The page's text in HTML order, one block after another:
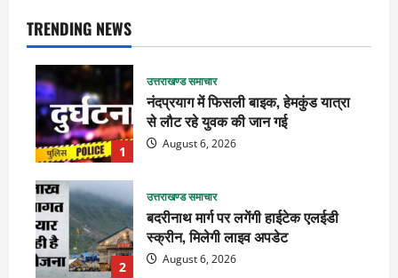
TRENDING NEWS
1
उत्तराखण्ड समाचार
नंदप्रयाग में फिसली बाइक, हेमकुंड यात्रा
से लौट रहे युवक की जान गई
August 6, 2026
2
उत्तराखण्ड समाचार
बदरीनाथ मार्ग पर लगेंगी हाईटेक एलईडी
स्क्रीन, मिलेगी लाइव अपडेट
August 6, 2026